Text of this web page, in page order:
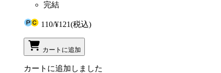
完結
110/¥121(税込)
カートに追加
カートに追加しました